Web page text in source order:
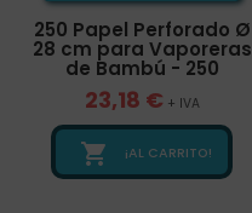
250 Papel Perforado Ø
28 cm para Vaporeras
de Bambú - 250
23,18 € + IVA
 ¡AL CARRITO!